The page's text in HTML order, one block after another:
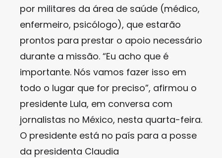
por militares da área de saúde (médico,
enfermeiro, psicólogo), que estarão
prontos para prestar o apoio necessário
durante a missão. “Eu acho que é
importante. Nós vamos fazer isso em
todo o lugar que for preciso”, afirmou o
presidente Lula, em conversa com
jornalistas no México, nesta quarta-feira.
O presidente está no país para a posse
da presidenta Claudia